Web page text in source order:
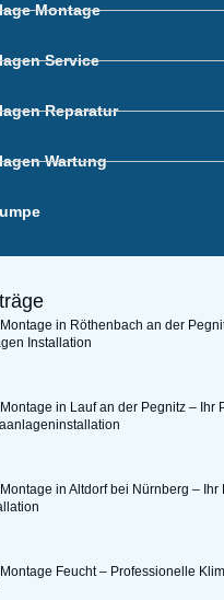
Montage
Service
Reparatur
Wartung
in Röthenbach an der
Installation
in Lauf an der Pegnitz – Ihr
in Altdorf bei Nürnberg – Ihr
Feucht – Professionelle